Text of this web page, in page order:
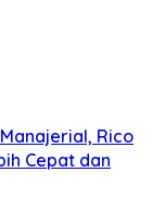
Rico
Cepat dan